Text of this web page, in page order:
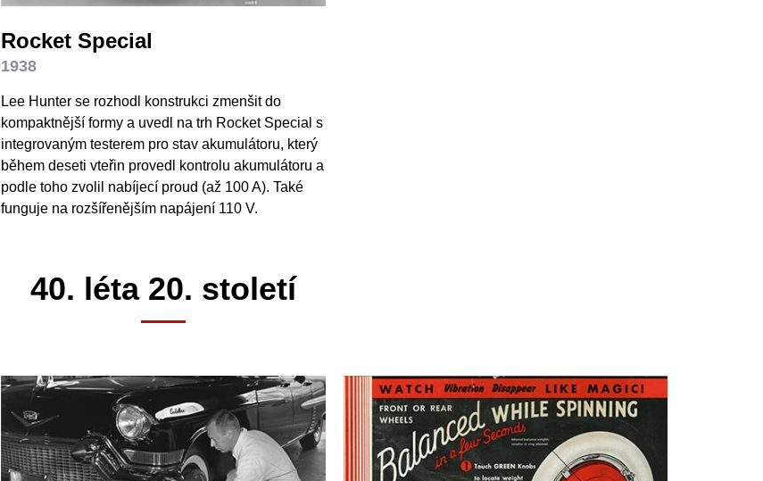
Rocket Special
1938
Lee Hunter se rozhodl konstrukci zmenšit do
kompaktnější formy a uvedl na trh Rocket Special s
integrovaným testerem pro stav akumulátoru, který
během deseti vteřin provedl kontrolu akumulátoru a
podle toho zvolil nabíjecí proud (až 100 A). Také
funguje na rozšířenějším napájení 110 V.
40. léta 20. století